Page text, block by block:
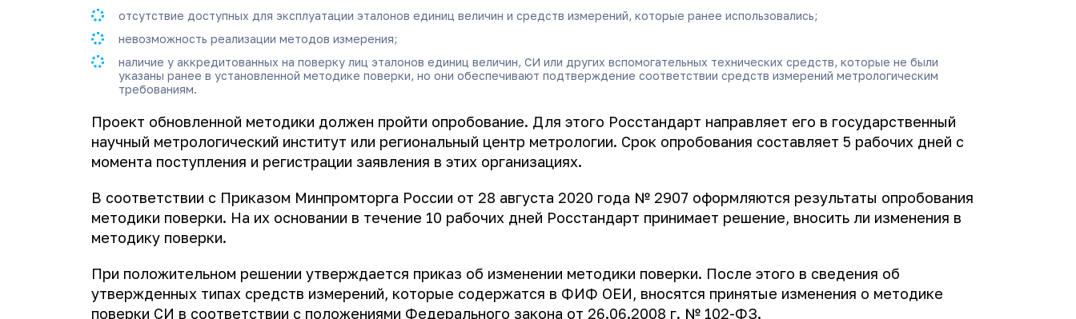
отсутствие доступных для эксплуатации эталонов единиц величин и средств измерений, которые ранее использовались;
невозможность реализации методов измерения;
наличие у аккредитованных на поверку лиц эталонов единиц величин, СИ или других вспомогательных технических средств, которые не были
указаны ранее в установленной методике поверки, но они обеспечивают подтверждение соответствии средств измерений метрологическим
требованиям.
Проект обновленной методики должен пройти опробование. Для этого Росстандарт направляет его в государственный
научный метрологический институт или региональный центр метрологии. Срок опробования составляет 5 рабочих дней с
момента поступления и регистрации заявления в этих организациях.
В соответствии с Приказом Минпромторга России от 28 августа 2020 года № 2907 оформляются результаты опробования
методики поверки. На их основании в течение 10 рабочих дней Росстандарт принимает решение, вносить ли изменения в
методику поверки.
При положительном решении утверждается приказ об изменении методики поверки. После этого в сведения об
утвержденных типах средств измерений, которые содержатся в ФИФ ОЕИ, вносятся принятые изменения о методике
поверки СИ в соответствии с положениями Федерального закона от 26.06.2008 г. № 102-ФЗ.